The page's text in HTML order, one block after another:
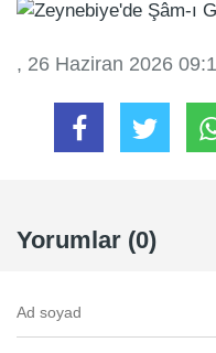
, 26 Haziran 2026
Yorumlar (0)